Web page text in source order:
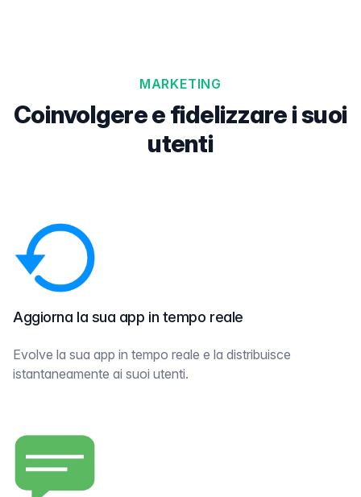
MARKETING
Coinvolgere e fidelizzare i suoi
utenti
Aggiorna la sua app in tempo reale
Evolve la sua app in tempo reale e la distribuisce
istantaneamente ai suoi utenti.